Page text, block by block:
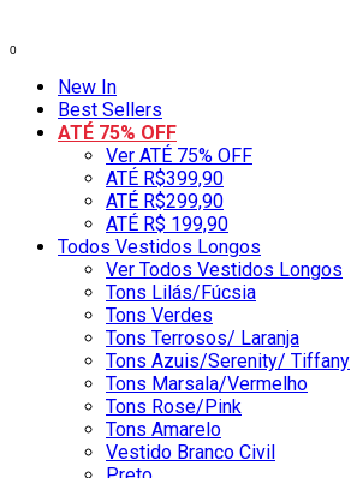
0
New In
Best Sellers
ATÉ 75% OFF
Ver ATÉ 75% OFF
ATÉ R$399,90
ATÉ R$299,90
ATÉ R$ 199,90
Todos Vestidos Longos
Ver Todos Vestidos Longos
Tons Lilás/Fúcsia
Tons Verdes
Tons Terrosos/ Laranja
Tons Azuis/Serenity/ Tiffany
Tons Marsala/Vermelho
Tons Rose/Pink
Tons Amarelo
Vestido Branco Civil